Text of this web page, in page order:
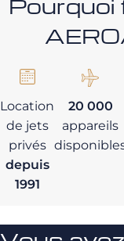
Pourquoi
Location
de jets
privés
depuis
1991
20 000
appareils